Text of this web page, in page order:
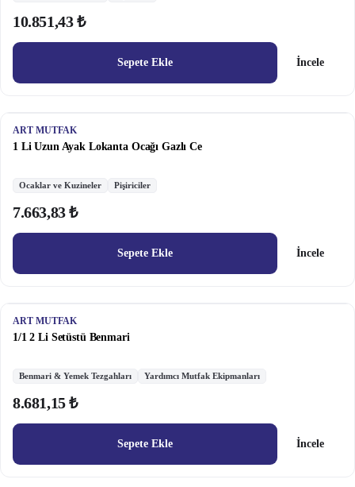
10.851,43 ₺
Sepete Ekle İncele
ART MUTFAK
1 Li Uzun Ayak Lokanta Ocağı Gazlı Ce
Ocaklar ve Kuzineler Pişiriciler
7.663,83 ₺
Sepete Ekle İncele
ART MUTFAK
1/1 2 Li Setüstü Benmari
Benmari & Yemek Tezgahları Yardımcı Mutfak Ekipmanları
8.681,15 ₺
Sepete Ekle İncele